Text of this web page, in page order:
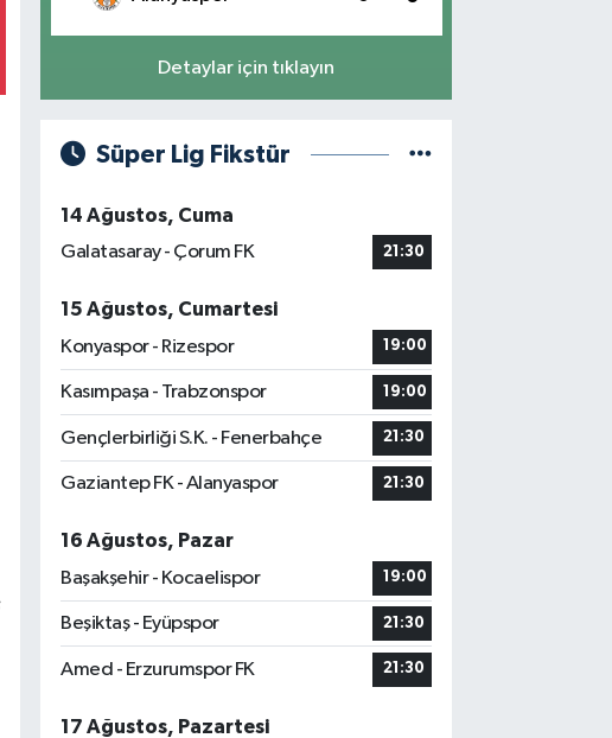
Detaylar için tıklayın
Süper Lig Fikstür
14 Ağustos, Cuma
Galatasaray - Çorum FK
21:30
15 Ağustos, Cumartesi
Konyaspor - Rizespor
19:00
Kasımpaşa - Trabzonspor 19:00
Gençlerbirliği S.K. - Fenerbahçe 21:30
Gaziantep FK - Alanyaspor 21:30
16 Ağustos, Pazar
Başakşehir - Kocaelispor
19:00
Beşiktaş - Eyüpspor 21:30
Amed - Erzurumspor FK 21:30
17 Ağustos, Pazartesi